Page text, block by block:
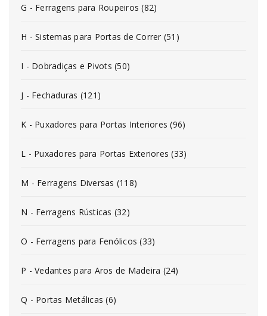
G - Ferragens para Roupeiros (82)
H - Sistemas para Portas de Correr (51)
I - Dobradiças e Pivots (50)
J - Fechaduras (121)
K - Puxadores para Portas Interiores (96)
L - Puxadores para Portas Exteriores (33)
M - Ferragens Diversas (118)
N - Ferragens Rústicas (32)
O - Ferragens para Fenólicos (33)
P - Vedantes para Aros de Madeira (24)
Q - Portas Metálicas (6)